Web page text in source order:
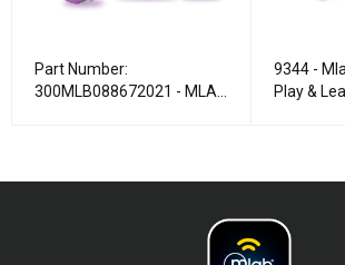
Part Number:
300MLB088672021 - MLAB
9344 -
Play & Learn